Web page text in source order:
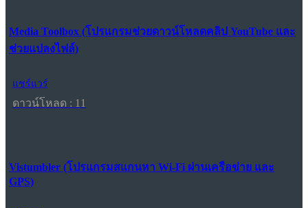
Media Toolbox (โปรแกรมช่วยดาวน์โหลดคลิป YouTube และ
ช่วยแปลงไฟล์)
แชร์แวร์
ดาวน์โหลด : 11
Vistumbler (โปรแกรมสแกนหา Wi-Fi ผ่านเครือข่าย และ
GPS)